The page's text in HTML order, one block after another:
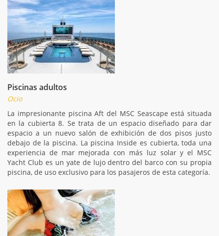
Piscinas adultos
Ocio
La impresionante piscina Aft del MSC Seascape está situada
en la cubierta 8. Se trata de un espacio diseñado para dar
espacio a un nuevo salón de exhibición de dos pisos justo
debajo de la piscina. La piscina Inside es cubierta, toda una
experiencia de mar mejorada con más luz solar y el MSC
Yacht Club es un yate de lujo dentro del barco con su propia
piscina, de uso exclusivo para los pasajeros de esta categoría.